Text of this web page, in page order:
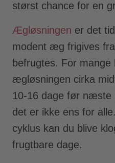
størst chance for en
Ægløsningen er det
modent æg frigives
befrugtes. For mange
ægløsningen cirka
10-16 dage før næste
det er ikke ens for
cyklus kan du blive
frugtbare dage.